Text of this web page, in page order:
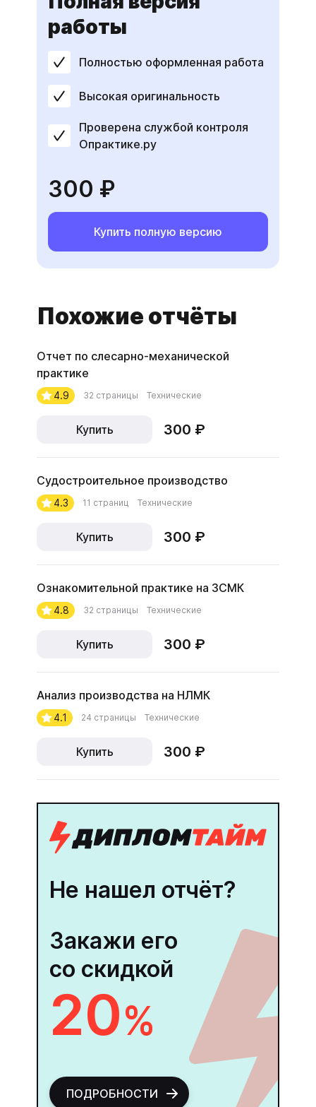
работы
Полностью оформленная работа
Высокая оригинальность
Проверена службой контроля
Опрактике.ру
300 ₽
Купить полную версию
Похожие отчёты
Отчет по слесарно-механической
практике
4.9 32 страницы Технические
Купить 300 ₽
Судостроительное производство
4.3 11 страниц Технические
Купить 300 ₽
Ознакомительной практике на ЗСМК
4.8 32 страницы Технические
Купить 300 ₽
Анализ производства на НЛМК
4.1 24 страницы Технические
Купить 300 ₽
Не нашел отчёт?
Закажи его
со скидкой
20%
ПОДРОБНОСТИ